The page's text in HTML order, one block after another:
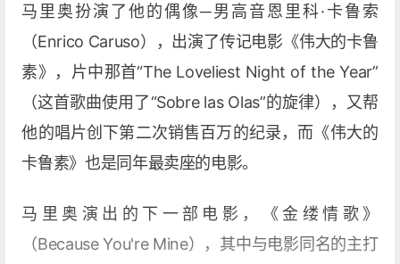
马里奥扮演了他的偶像─男高音恩里科·卡鲁索
（Enrico Caruso），出演了传记电影《伟大的卡鲁
素》，片中那首“The Loveliest Night of the Year”
（这首歌曲使用了“Sobre las Olas”的旋律），又帮
他的唱片创下第二次销售百万的纪录，而《伟大的
卡鲁素》也是同年最卖座的电影。
马里奥演出的下一部电影，《金缕情歌》
（Because You're Mine），其中与电影同名的主打